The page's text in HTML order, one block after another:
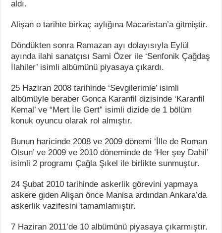
aldı.
Alişan o tarihte birkaç aylığına Macaristan’a gitmiştir.
Döndükten sonra Ramazan ayı dolayısıyla Eylül
ayında ilahi sanatçısı Sami Özer ile ‘Senfonik Çağdaş
İlahiler’ isimli albümünü piyasaya çıkardı.
25 Haziran 2008 tarihinde ‘Sevgilerimle’ isimli
albümüyle beraber Gonca Karanfil dizisinde ‘Karanfil
Kemal’ ve “Mert İle Gert” isimli dizide de 1 bölüm
konuk oyuncu olarak rol almıştır.
Bunun haricinde 2008 ve 2009 dönemi ‘İlle de Roman
Olsun’ ve 2009 ve 2010 döneminde de ‘Her şey Dahil’
isimli 2 programı Çağla Şıkel ile birlikte sunmuştur.
24 Şubat 2010 tarihinde askerlik görevini yapmaya
askere giden Alişan önce Manisa ardından Ankara’da
askerlik vazifesini tamamlamıştır.
7 Haziran 2011’de 10 albümünü piyasaya çıkarmıştır.